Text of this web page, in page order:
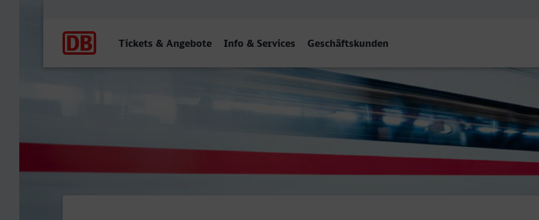
Tickets & Angebote Info & Services Geschäftskunden
Ingolstadt Hbf - Rostock Hbf